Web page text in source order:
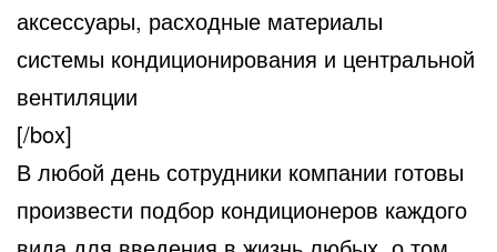
аксессуары, расходные материалы
системы кондиционирования и центральной
вентиляции
[/box]
В любой день сотрудники компании готовы
произвести подбор кондиционеров каждого